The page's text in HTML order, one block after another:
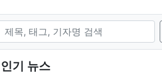
인기 뉴스